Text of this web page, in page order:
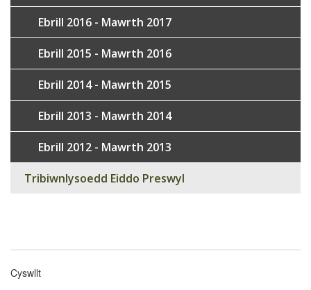
Ebrill 2016 - Mawrth 2017
Ebrill 2015 - Mawrth 2016
Ebrill 2014 - Mawrth 2015
Ebrill 2013 - Mawrth 2014
Ebrill 2012 - Mawrth 2013
Tribiwnlysoedd Eiddo Preswyl
Cyswllt